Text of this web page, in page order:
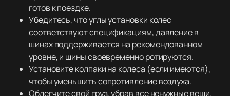
готов к поездке.
Убедитесь, что углы установки колес
соответствуют спецификациям, давление в
шинах поддерживается на рекомендованном
уровне, и шины своевременно ротируются.
Установите колпаки на колеса (если имеются),
чтобы уменьшить сопротивление воздуха.
Облегчите свой груз, убрав все ненужные вещи.